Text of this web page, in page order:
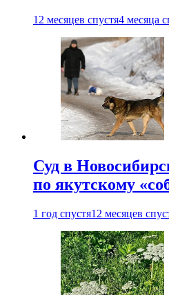
12 месяцев спустя4 месяца
Суд в
по якутскому
1 год спустя12 месяцев